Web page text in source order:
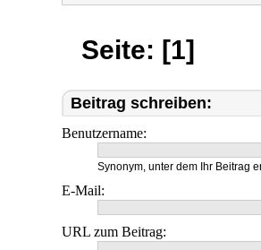
Seite: [1]
Beitrag schreiben:
Benutzername:
Synonym, unter dem Ihr Beitrag
E-Mail:
URL zum Beitrag: